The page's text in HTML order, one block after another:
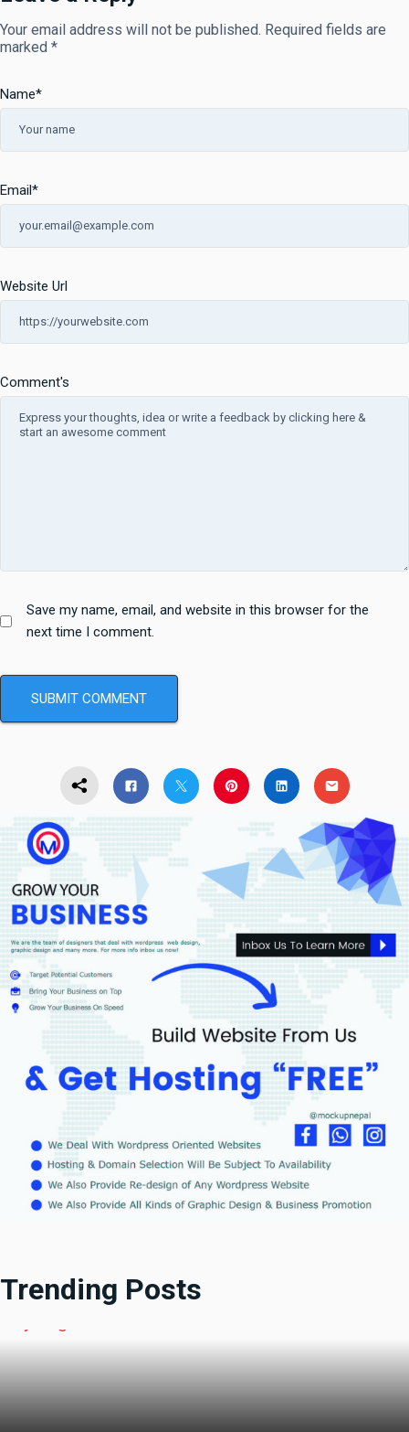
Your email address will not be published. Required fields are
marked *
Comment's
Name*
Email*
Website Url
Save my name, email, and website in this browser for the
next time I comment.
Trending Posts